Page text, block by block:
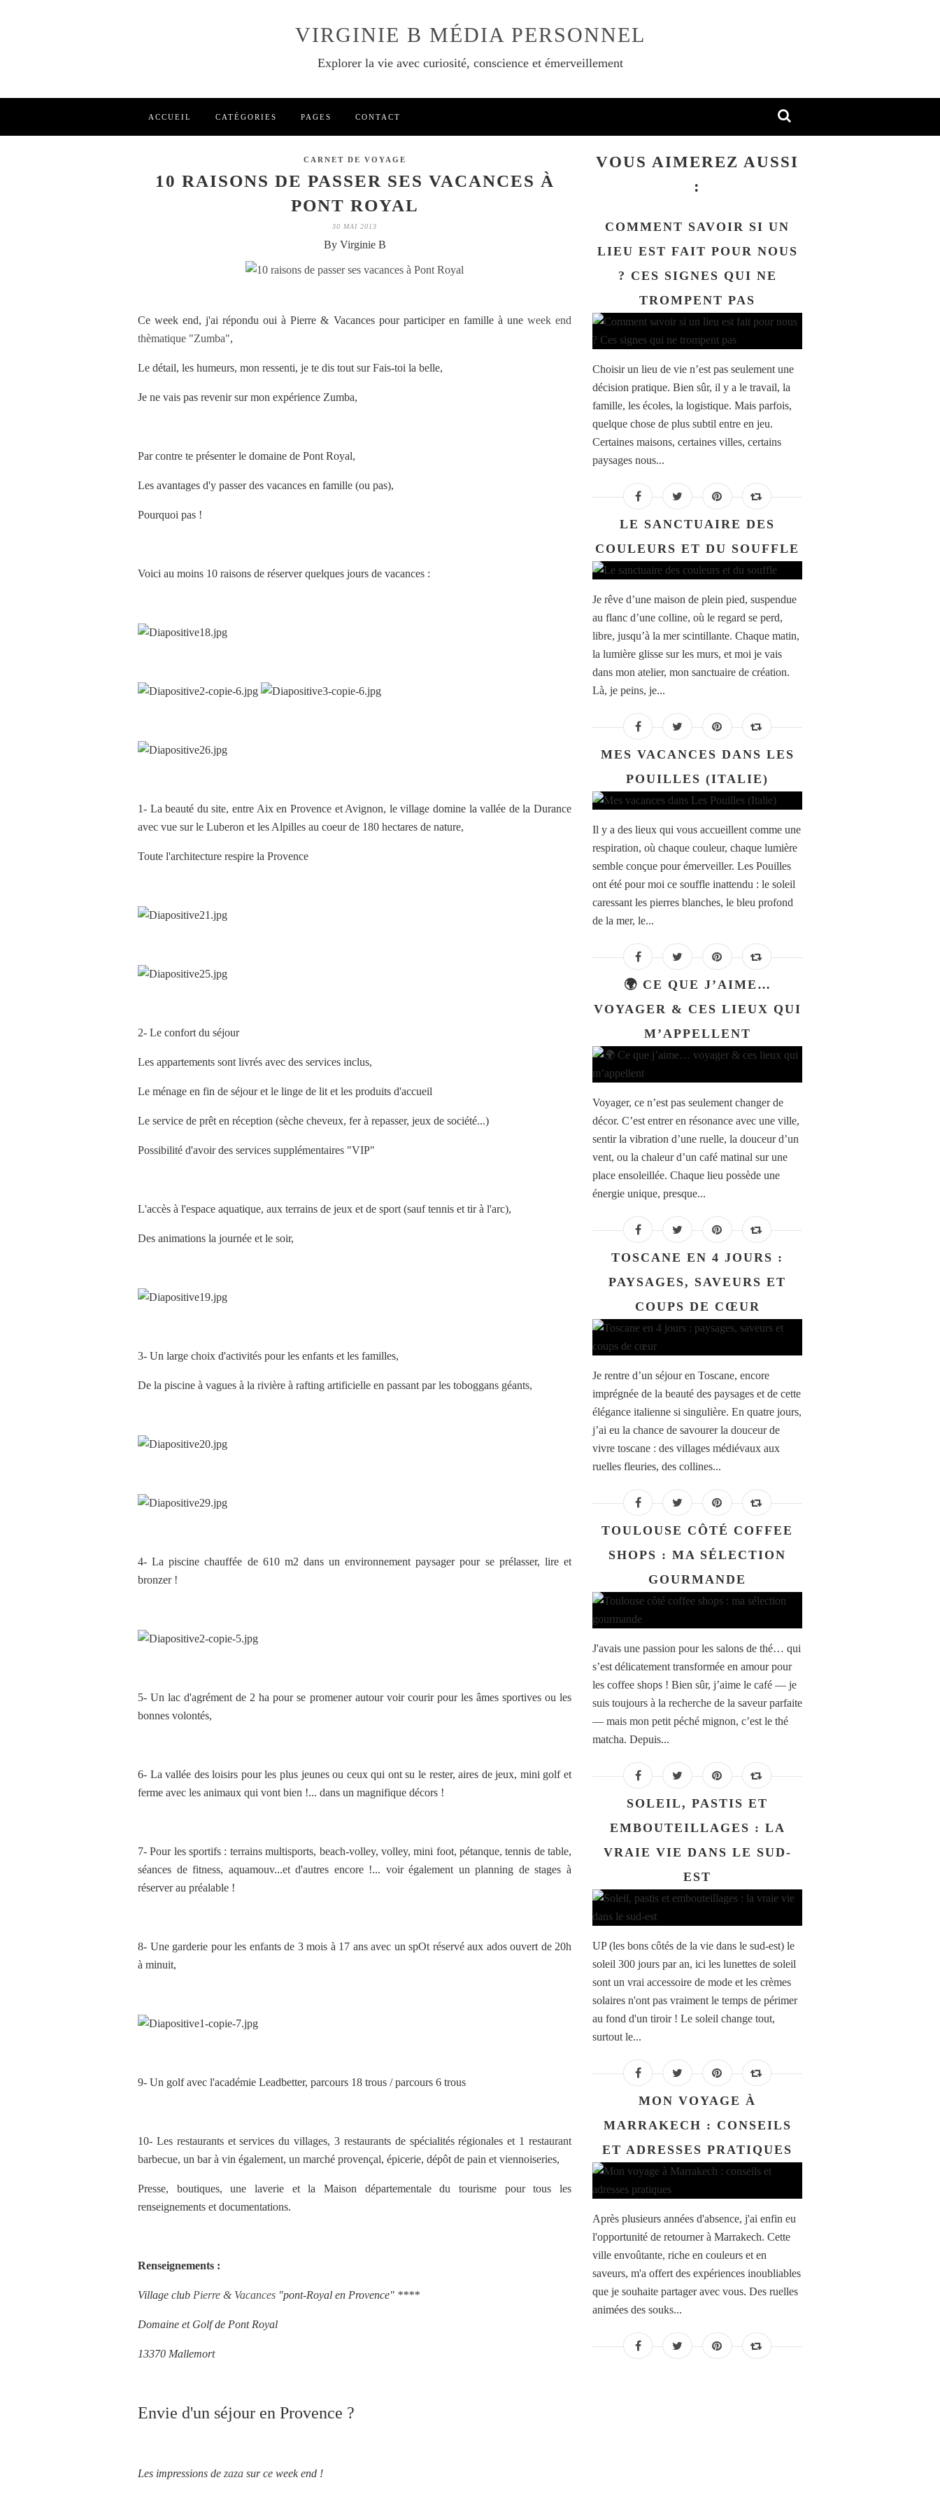
VIRGINIE B MÉDIA PERSONNEL
Explorer la vie avec curiosité, conscience et émerveillement
ACCUEIL CATÉGORIES PAGES CONTACT
CARNET DE VOYAGE
10 RAISONS DE PASSER SES VACANCES À
PONT ROYAL
30 MAI 2013
By Virginie B
Ce week end, j'ai répondu oui à Pierre & Vacances pour participer en famille à une week end
thèmatique "Zumba",
Le détail, les humeurs, mon ressenti, je te dis tout sur Fais-toi la belle,
Je ne vais pas revenir sur mon expérience Zumba,
Par contre te présenter le domaine de Pont Royal,
Les avantages d'y passer des vacances en famille (ou pas),
Pourquoi pas !
Voici au moins 10 raisons de réserver quelques jours de vacances :
1- La beauté du site, entre Aix en Provence et Avignon, le village domine la vallée de la Durance
avec vue sur le Luberon et les Alpilles au coeur de 180 hectares de nature,
Toute l'architecture respire la Provence
2- Le confort du séjour
Les appartements sont livrés avec des services inclus,
Le ménage en fin de séjour et le linge de lit et les produits d'accueil
Le service de prêt en réception (sèche cheveux, fer à repasser, jeux de société...)
Possibilité d'avoir des services supplémentaires "VIP"
L'accès à l'espace aquatique, aux terrains de jeux et de sport (sauf tennis et tir à l'arc),
Des animations la journée et le soir,
3- Un large choix d'activités pour les enfants et les familles,
De la piscine à vagues à la rivière à rafting artificielle en passant par les toboggans géants,
4- La piscine chauffée de 610 m2 dans un environnement paysager pour se prélasser, lire et
bronzer !
5- Un lac d'agrément de 2 ha pour se promener autour voir courir pour les âmes sportives ou les
bonnes volontés,
6- La vallée des loisirs pour les plus jeunes ou ceux qui ont su le rester, aires de jeux, mini golf et
ferme avec les animaux qui vont bien !... dans un magnifique décors !
7- Pour les sportifs : terrains multisports, beach-volley, volley, mini foot, pétanque, tennis de table,
séances de fitness, aquamouv...et d'autres encore !... voir également un planning de stages à
réserver au préalable !
8- Une garderie pour les enfants de 3 mois à 17 ans avec un spOt réservé aux ados ouvert de 20h
à minuit,
9- Un golf avec l'académie Leadbetter, parcours 18 trous / parcours 6 trous
10- Les restaurants et services du villages, 3 restaurants de spécialités régionales et 1 restaurant
barbecue, un bar à vin également, un marché provençal, épicerie, dépôt de pain et viennoiseries,
Presse, boutiques, une laverie et la Maison départementale du tourisme pour tous les
renseignements et documentations.
Renseignements :
Village club Pierre & Vacances "pont-Royal en Provence" ****
Domaine et Golf de Pont Royal
13370 Mallemort
Envie d'un séjour en Provence ?
Les impressions de zaza sur ce week end !
VOUS AIMEREZ AUSSI
:
COMMENT SAVOIR SI UN
LIEU EST FAIT POUR NOUS
? CES SIGNES QUI NE
TROMPENT PAS
Choisir un lieu de vie n’est pas seulement une
décision pratique. Bien sûr, il y a le travail, la
famille, les écoles, la logistique. Mais parfois,
quelque chose de plus subtil entre en jeu.
Certaines maisons, certaines villes, certains
paysages nous...
LE SANCTUAIRE DES
COULEURS ET DU SOUFFLE
Je rêve d’une maison de plein pied, suspendue
au flanc d’une colline, où le regard se perd,
libre, jusqu’à la mer scintillante. Chaque matin,
la lumière glisse sur les murs, et moi je vais
dans mon atelier, mon sanctuaire de création.
Là, je peins, je...
MES VACANCES DANS LES
POUILLES (ITALIE)
Il y a des lieux qui vous accueillent comme une
respiration, où chaque couleur, chaque lumière
semble conçue pour émerveiller. Les Pouilles
ont été pour moi ce souffle inattendu : le soleil
caressant les pierres blanches, le bleu profond
de la mer, le...
🌍 CE QUE J’AIME…
VOYAGER & CES LIEUX QUI
M’APPELLENT
Voyager, ce n’est pas seulement changer de
décor. C’est entrer en résonance avec une ville,
sentir la vibration d’une ruelle, la douceur d’un
vent, ou la chaleur d’un café matinal sur une
place ensoleillée. Chaque lieu possède une
énergie unique, presque...
TOSCANE EN 4 JOURS :
PAYSAGES, SAVEURS ET
COUPS DE CŒUR
Je rentre d’un séjour en Toscane, encore
imprégnée de la beauté des paysages et de cette
élégance italienne si singulière. En quatre jours,
j’ai eu la chance de savourer la douceur de
vivre toscane : des villages médiévaux aux
ruelles fleuries, des collines...
TOULOUSE CÔTÉ COFFEE
SHOPS : MA SÉLECTION
GOURMANDE
J'avais une passion pour les salons de thé… qui
s’est délicatement transformée en amour pour
les coffee shops ! Bien sûr, j’aime le café — je
suis toujours à la recherche de la saveur parfaite
— mais mon petit péché mignon, c’est le thé
matcha. Depuis...
SOLEIL, PASTIS ET
EMBOUTEILLAGES : LA
VRAIE VIE DANS LE SUD-
EST
UP (les bons côtés de la vie dans le sud-est) le
soleil 300 jours par an, ici les lunettes de soleil
sont un vrai accessoire de mode et les crèmes
solaires n'ont pas vraiment le temps de périmer
au fond d'un tiroir ! Le soleil change tout,
surtout le...
MON VOYAGE À
MARRAKECH : CONSEILS
ET ADRESSES PRATIQUES
Après plusieurs années d'absence, j'ai enfin eu
l'opportunité de retourner à Marrakech. Cette
ville envoûtante, riche en couleurs et en
saveurs, m'a offert des expériences inoubliables
que je souhaite partager avec vous. Des ruelles
animées des souks...